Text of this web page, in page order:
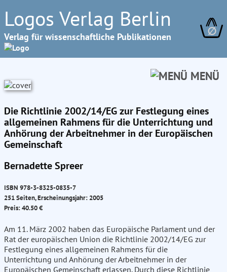
Logos Verlag Berlin
Verlag für wissenschaftliche Publikationen ∅
MENÜ
Die Richtlinie 2002/14/EG zur Festlegung eines
allgemeinen Rahmens für die Unterrichtung und
Anhörung der Arbeitnehmer in der Europäischen
Gemeinschaft
Bernadette Spreer
ISBN 978-3-8325-0835-7
251 Seiten, Erscheinungsjahr: 2005
Preis: 40.50 €
Am 11. März 2002 haben das Europäische Parlament und der
Rat der europäischen Union die Richtlinie 2002/14/EG zur
Festlegung eines allgemeinen Rahmens für die
Unterrichtung und Anhörung der Arbeitnehmer in der
Europäischen Gemeinschaft erlassen. Durch diese Richtlinie